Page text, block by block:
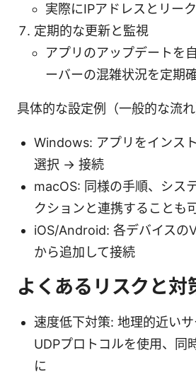
実際にIPアドレスとリー
定期的な更新と監視
アプリのアップデートを
ーバーの混雑状況を定期
具体的な設定例（一般的な流れ
Windows: アプリをインス
選択 → 接続
macOS: 同様の手順、シス
クションと連携することも
iOS/Android: 各デバイスの
から追加して接続
よくあるリスクと対
速度低下対策: 地理的近いサ
UDPプロトコルを使用、同
に